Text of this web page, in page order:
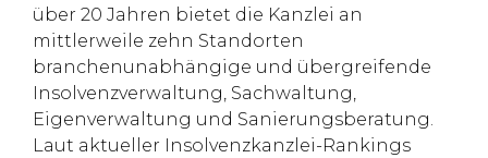
über 20 Jahren bietet die Kanzlei an
mittlerweile zehn Standorten
branchenunabhängige und übergreifende
Insolvenzverwaltung, Sachwaltung,
Eigenverwaltung und Sanierungsberatung.
Laut aktueller Insolvenzkanzlei-Rankings